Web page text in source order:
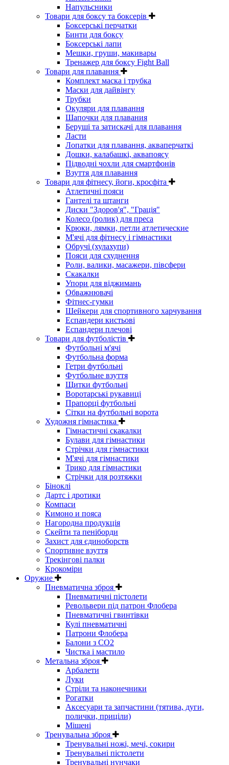
Напульсники
Товари для боксу та боксерів
Боксерські перчатки
Бинти для боксу
Боксерські лапи
Мешки, груши, макивары
Тренажер для боксу Fight Ball
Товари для плавання
Комплект маска і трубка
Маски для дайвінгу
Трубки
Окуляри для плавання
Шапочки для плавания
Беруші та затискачі для плавання
Ласти
Лопатки для плавання, акваперчаткі
Дошки, калабашкі, аквапоясу
Підводні чохли для смартфонів
Взуття для плавання
Товари для фітнесу, йоги, кросфіта
Атлетичні пояси
Гантелі та штанги
Диски "Здоров'я", "Грація"
Колесо (ролик) для преса
Крюки, лямки, петли атлетические
М'ячі для фітнесу і гімнастики
Обручі (хулахупи)
Пояси для схуднення
Роли, валики, масажери, півсфери
Скакалки
Упори для віджимань
Обважнювачі
Фітнес-гумки
Шейкери для спортивного харчування
Еспандери кистьові
Еспандери плечові
Товари для футболістів
Футбольні м'ячі
Футбольна форма
Гетри футбольні
Футбольне взуття
Щитки футбольні
Воротарські рукавиці
Прапорці футбольні
Сітки на футбольні ворота
Художня гімнастика
Гімнастичні скакалки
Булави для гімнастики
Стрічки для гімнастики
М'ячі для гімнастики
Трико для гімнастики
Стрічки для розтяжки
Біноклі
Дартс і дротики
Компаси
Кимоно и пояса
Нагородна продукція
Скейти та пеніборди
Захист для єдиноборств
Спортивне взуття
Трекінгові палки
Крокоміри
Оружие
Пневматична зброя
Пневматичні пістолети
Револьвери під патрон Флобера
Пневматичні гвинтівки
Кулі пневматичні
Патрони Флобера
Балони з CO2
Чистка і мастило
Метальна зброя
Арбалети
Луки
Стріли та наконечники
Рогатки
Аксесуари та запчастини (тятива, дуги,
полички, приціли)
Мішені
Тренувальна зброя
Тренувальні ножі, мечі, сокири
Тренувальні пістолети
Тренувальні нунчаки